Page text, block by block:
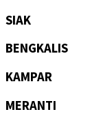
SIAK
BENGKALIS
KAMPAR
MERANTI